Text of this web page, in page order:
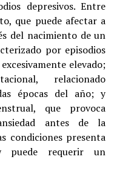
depresivos. Entre
que puede afectar a
del nacimiento de un
por episodios
elevado;
relacionado
épocas del año; y
que provoca
antes de la
condiciones presenta
puede requerir un